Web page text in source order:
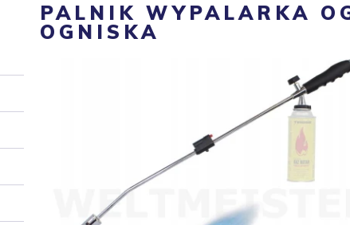
PALNIK WYPALARKA
OGNISKA